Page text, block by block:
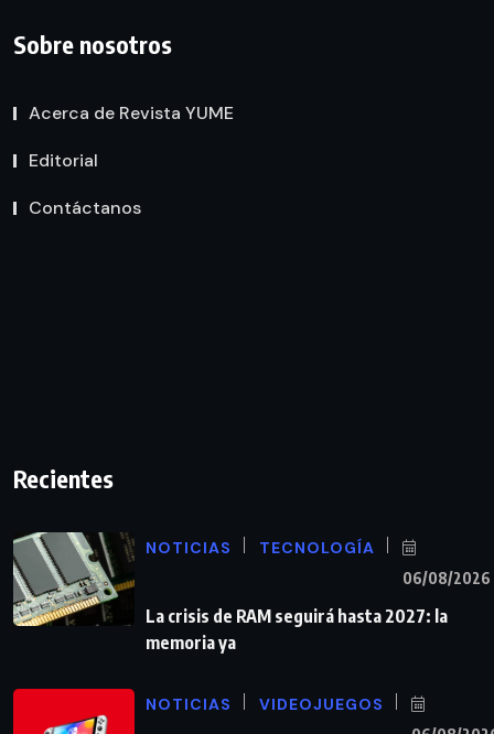
Sobre nosotros
Acerca de Revista YUME
Editorial
Contáctanos
Recientes
NOTICIAS TECNOLOGÍA
06/08/2026
La crisis de RAM seguirá hasta 2027: la
memoria ya
NOTICIAS VIDEOJUEGOS